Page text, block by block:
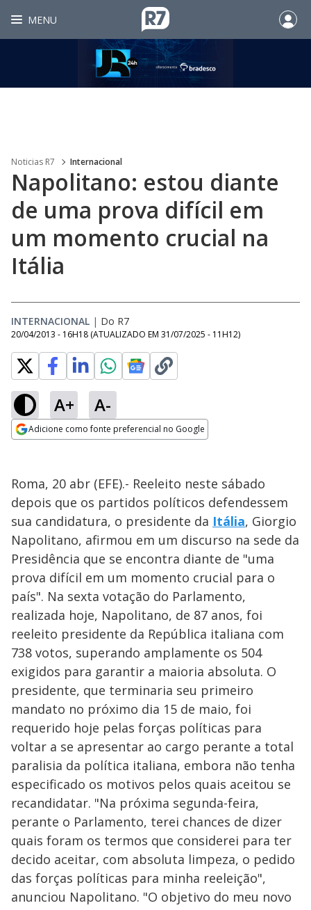
MENU
Noticias R7 Internacional
Napolitano: estou diante
de uma prova difícil em
um momento crucial na
Itália
INTERNACIONAL | Do R7
20/04/2013 - 16H18 (ATUALIZADO EM 31/07/2025 - 11H12)
A+ A-
Adicione como fonte preferencial no Google
Roma, 20 abr (EFE).- Reeleito neste sábado
depois que os partidos políticos defendessem
sua candidatura, o presidente da Itália, Giorgio
Napolitano, afirmou em um discurso na sede da
Presidência que se encontra diante de "uma
prova difícil em um momento crucial para o
país". Na sexta votação do Parlamento,
realizada hoje, Napolitano, de 87 anos, foi
reeleito presidente da República italiana com
738 votos, superando amplamente os 504
exigidos para garantir a maioria absoluta. O
presidente, que terminaria seu primeiro
mandato no próximo dia 15 de maio, foi
requerido hoje pelas forças políticas para
voltar a se apresentar ao cargo perante a total
paralisia da política italiana, embora não tenha
especificado os motivos pelos quais aceitou se
recandidatar. "Na próxima segunda-feira,
perante o Parlamento, terei chances de dizer
quais foram os termos que considerei para ter
decido aceitar, com absoluta limpeza, o pedido
das forças políticas para minha reeleição",
anunciou Napolitano. "O objetivo do meu novo